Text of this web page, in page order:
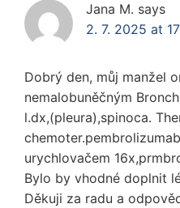
Jana M. says
2. 7. 2025 at
Dobrý den, můj manžel
nemalobuněčným
l.dx,(pleura),spinoca.
urychlovačem
Bylo by vhodné doplnit
Děkuji za radu a